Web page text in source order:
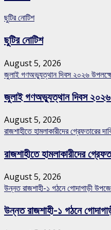
ছুটির নোটিশ
ছুটির নোটিশ
August 5, 2026
জুলাই গণঅভ্যুত্থান দিবস ২০২৬ উপলক্ষে
জুলাই গণঅভ্যুত্থান দিবস ২০২৬
August 5, 2026
রাজশাহীতে হামলাকারীদের গ্রেফতারের
রাজশাহীতে হামলাকারীদের
August 5, 2026
উন্নত রাজশাহী-১ গঠনে গোদাগাড়ী
উন্নত রাজশাহী-১ গঠনে